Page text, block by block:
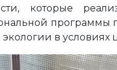
которые
программы
в условиях